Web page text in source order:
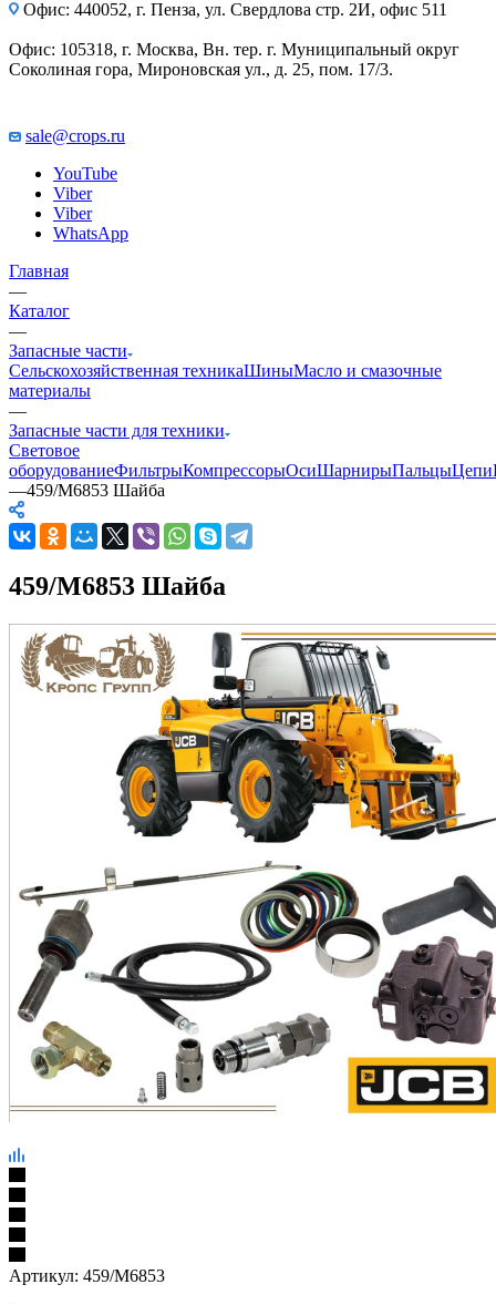
Офис: 440052, г. Пенза, ул. Свердлова стр. 2И, офис 511
Офис: 105318, г. Москва, Вн. тер. г. Муниципальный округ
Соколиная гора, Мироновская ул., д. 25, пом. 17/3.
sale@crops.ru
YouTube
Viber
Viber
WhatsApp
Главная
—
Каталог
—
Запасные части
Сельскохозяйственная техникаШиныМасло и смазочные
материалы
—
Запасные части для техники
Световое
оборудованиеФильтрыКомпрессорыОсиШарнирыПальцыЦепи
—459/M6853 Шайба
459/M6853 Шайба
Артикул: 459/M6853